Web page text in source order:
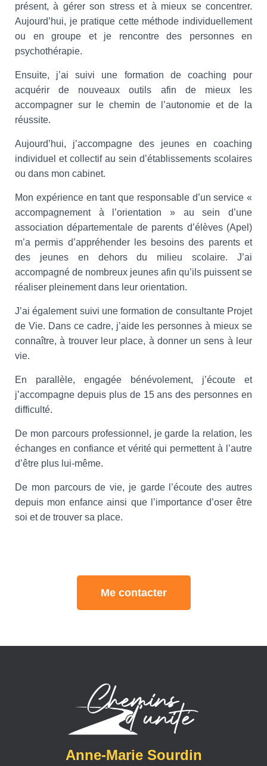
présent, à gérer son stress et à mieux se concentrer.
Aujourd’hui, je pratique cette méthode individuellement
ou en groupe et je rencontre des personnes en
psychothérapie.
Ensuite, j’ai suivi une formation de coaching pour
acquérir de nouveaux outils afin de mieux les
accompagner sur le chemin de l’autonomie et de la
réussite.
Aujourd’hui, j’accompagne des jeunes en coaching
individuel et collectif au sein d’établissements scolaires
ou dans mon cabinet.
Mon expérience en tant que responsable d’un service «
accompagnement à l’orientation » au sein d’une
association départementale de parents d’élèves (Apel)
m’a permis d’appréhender les besoins des parents et
des jeunes en dehors du milieu scolaire. J’ai
accompagné de nombreux jeunes afin qu’ils puissent se
réaliser pleinement dans leur orientation.
J’ai également suivi une formation de consultante Projet
de Vie. Dans ce cadre, j’aide les personnes à mieux se
connaître, à trouver leur place, à donner un sens à leur
vie.
En parallèle, engagée bénévolement, j’écoute et
j’accompagne depuis plus de 15 ans des personnes en
difficulté.
De mon parcours professionnel, je garde la relation, les
échanges en confiance et vérité qui permettent à l’autre
d’être plus lui-même.
De mon parcours de vie, je garde l’écoute des autres
depuis mon enfance ainsi que l’importance d’oser être
soi et de trouver sa place.
Me contacter
Anne-Marie Sourdin